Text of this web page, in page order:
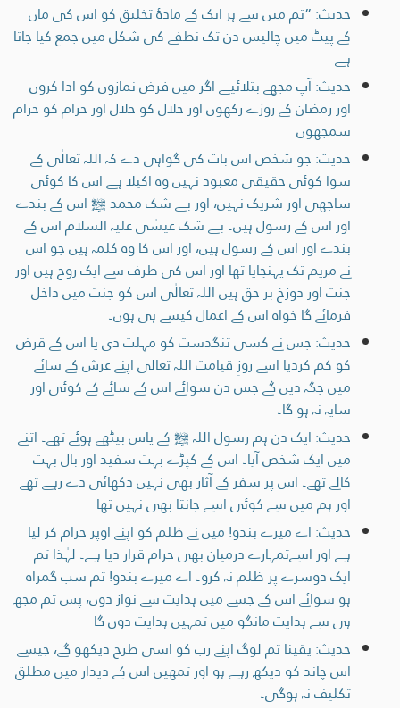
حدیث: ”تم میں سے ہر ایک کے مادۂ تخلیق کو اس کی ماں
کے پیٹ میں چالیس دن تک نطفے کی شكل میں جمع كيا جاتا
ہے
حدیث: آپ مجھے بتلائیے اگر میں فرض نمازوں کو ادا کروں
اور رمضان کے روزے رکھوں اور حلال کو حلال اور حرام کو حرام
سمجھوں
حدیث: جو شخص اس بات کی گواہی دے کہ اللہ تعالٰی کے
سوا کوئی حقیقی معبود نہیں وہ اکیلا ہے اس کا کوئی
ساجھی اور شریک نہیں، اور بے شک محمد ﷺ اس کے بندے
اور اس کے رسول ہیں۔ بے شک عیسٰی علیہ السلام اس کے
بندے اور اس کے رسول ہیں، اور اس کا وہ کلمہ ہیں جو اس
نے مریم تک پہنچایا تھا اور اس کی طرف سے ایک روح ہیں اور
جنت اور دوزخ بر حق ہیں اللہ تعالٰی اس کو جنت میں داخل
فرمائے گا خواہ اس کے اعمال کیسے ہی ہوں۔
حدیث: جس نے کسی تنگدست کو مہلت دی یا اس کے قرض
کو کم کردیا اسے روزِ قیامت اللہ تعالی اپنے عرش کے سائے
میں جگہ دیں گے جس دن سوائے اس کے سائے کے کوئی اور
سایہ نہ ہو گا۔
حدیث: ایک دن ہم رسول اللہ ﷺ کے پاس بیٹھے ہوئے تھے۔ اتنے
میں ایک شخص آیا۔ اس کے کپڑے بہت سفید اور بال بہت
کالے تھے۔ اس پر سفر کے آثار بھی نہیں دکھائی دے رہے تھے
اور ہم میں سے کوئی اسے جانتا بھی نہیں تھا
حدیث: اے میرے بندو! میں نے ظلم کو اپنے اوپر حرام کر لیا
ہے اور اسےتمہارے درمیان بھی حرام قرار دیا ہے۔ لہٰذا تم
ایک دوسرے پر ظلم نہ کرو۔ اے میرے بندو! تم سب گمراہ
ہو سوائے اس کے جسے میں ہدایت سے نواز دوں، پس تم مجھ
ہی سے ہدایت مانگو میں تمہیں ہدایت دوں گا
حدیث: یقینا تم لوگ اپنے رب کو اسی طرح دیکھو گے، جیسے
اس چاند کو دیکھ رہے ہو اور تمھیں اس کے دیدار میں مطلق
تکلیف نہ ہوگی۔